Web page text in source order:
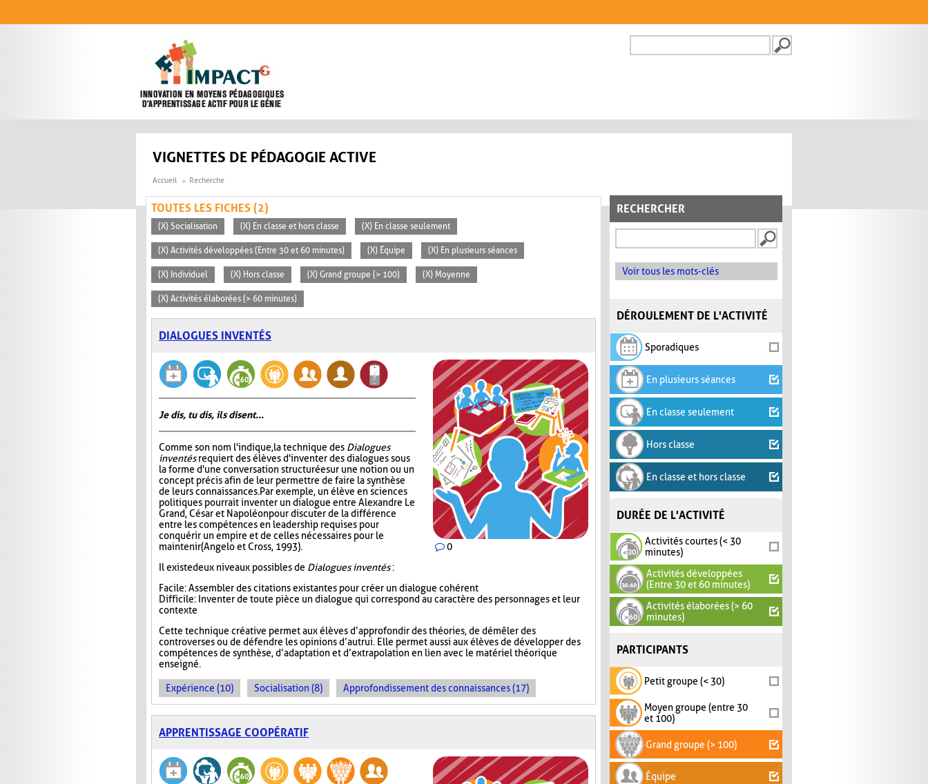
FORMULAIRE DE
VIGNETTES DE PÉDAGOGIE ACTIVE
Accueil Recherche
RECHERCHER
Voir tous les mots-clés
DÉROULEMENT DE L'ACTIVITÉ
Sporadiques
En plusieurs séances
En classe seulement
Hors classe
En classe et hors classe
DURÉE DE L'ACTIVITÉ
Activités courtes (< 30
minutes)
Activités développées
(Entre 30 et 60 minutes)
Activités élaborées (> 60
minutes)
PARTICIPANTS
Petit groupe (< 30)
Moyen groupe (entre 30
et 100)
Grand groupe (> 100)
Équipe
TOUTES LES FICHES (2)
(X) Socialisation (X) En classe et hors classe (X) En classe seulement
(X) Activités développées (Entre 30 et 60 minutes) (X) Équipe (X) En plusieurs séances
(X) Individuel (X) Hors classe (X) Grand groupe (> 100) (X) Moyenne
(X) Activités élaborées (> 60 minutes)
DIALOGUES INVENTÉS
0
Je dis, tu dis, ils disent...
Comme son nom l'indique, la technique des Dialogues
inventésrequiert des élèves d'inventer des dialogues sous
la forme d'une conversation structurée sur une notion ou un
concept précis afin de leur permettre de faire la synthèse
de leurs connaissances. Par exemple, un élève en sciences
politiques pourrait inventer un dialogue entre Alexandre Le
Grand, César et Napoléon pour discuter de la différence
entre les compétences en leadership requises pour
conquérir un empire et de celles nécessaires pour le
maintenir (Angelo et Cross, 1993).
Il existe deux niveaux possibles de Dialogues inventés:
Facile : Assembler des citations existantes pour créer un dialogue cohérent
Difficile : Inventer de toute pièce un dialogue qui correspond au caractère des personnages et leur
contexte
Cette technique créative permet aux élèves d’approfondir des théories, de démêler des
controverses ou de défendre les opinions d’autrui. Elle permet aussi aux élèves de développer des
compétences de synthèse, d’adaptation et d’extrapolation en lien avec le matériel théorique
enseigné.
Expérience (10) Socialisation (8) Approfondissement des connaissances (17)
APPRENTISSAGE COOPÉRATIF